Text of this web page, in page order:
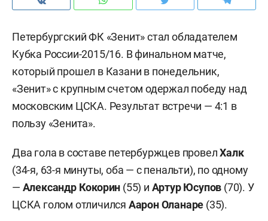
Петербургский ФК «Зенит» стал обладателем
Кубка России-2015/16. В финальном матче,
который прошел в Казани в понедельник,
«Зенит» с крупным счетом одержал победу над
московским ЦСКА. Результат встречи — 4:1 в
пользу «Зенита».
Два гола в составе петербуржцев провелХалк
(34-я, 63-я минуты, оба — с пенальти), по одному
— Александр Кокорин (55) и Артур Юсупов (70). У
ЦСКА голом отличился Аарон Оланаре (35).